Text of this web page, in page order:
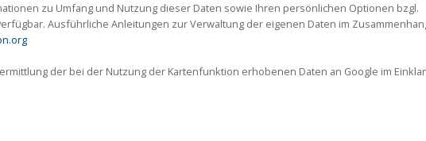
zu Umfang und Nutzung dieser Daten sowie Ihren persönlichen Optionen bzgl.
Ausführliche Anleitungen zur Verwaltung der eigenen Daten im
der bei der Nutzung der Kartenfunktion erhobenen Daten an Google im